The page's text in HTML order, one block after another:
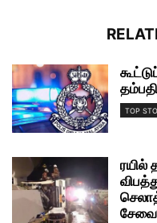
TOP